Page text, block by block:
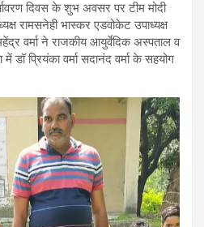
दिवस के शुभ अवसर पर टीम मोदी
रामसनेही भास्कर एडवोकेट उपाध्यक्ष
वर्मा ने राजकीय आयुर्वेदिक अस्पताल व
प्रियंका वर्मा सदानंद वर्मा के सहयोग